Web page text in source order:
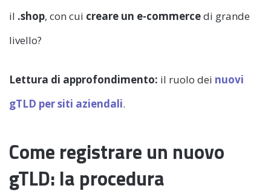
il .shop, con cui creare un e-commercedi grande
livello?
Lettura di approfondimento: il ruolo dei nuovi
gTLD per siti aziendali.
Come registrare un nuovo
gTLD: la procedura